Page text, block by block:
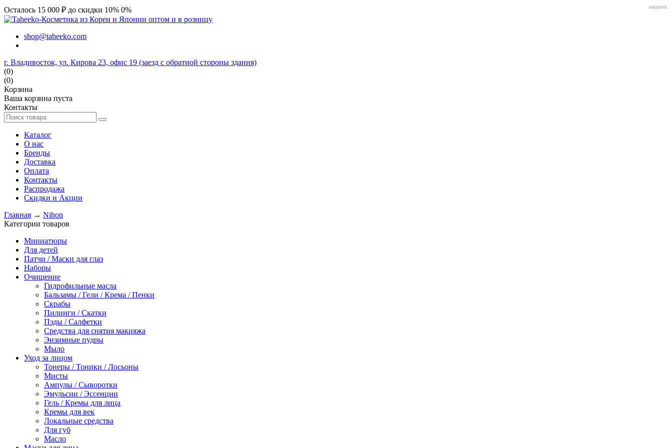
Осталось 15 000 ₽ до скидки 10% 0%
shop@taheeko.com
г. Владивосток, ул. Кирова 23, офис 19 (заезд с обратной стороны здания)
(0)
(0)
Корзина
Ваша корзина пуста
Контакты
Каталог
О нас
Бренды
Доставка
Оплата
Контакты
Распродажа
Скидки и Акции
Главная → Nihon
Категории товаров
Миниатюры
Для детей
Патчи / Маски для глаз
Наборы
Очищение
Гидрофильные масла
Бальзамы / Гели / Крема / Пенки
Скрабы
Пилинги / Скатки
Пэды / Салфетки
Средства для снятия макияжа
Энзимные пудры
Мыло
Уход за лицом
Тонеры / Тоники / Лосьоны
Мисты
Ампулы / Сыворотки
Эмульсии / Эссенции
Гель / Кремы для лица
Кремы для век
Локальные средства
Для губ
Масло
закрыть